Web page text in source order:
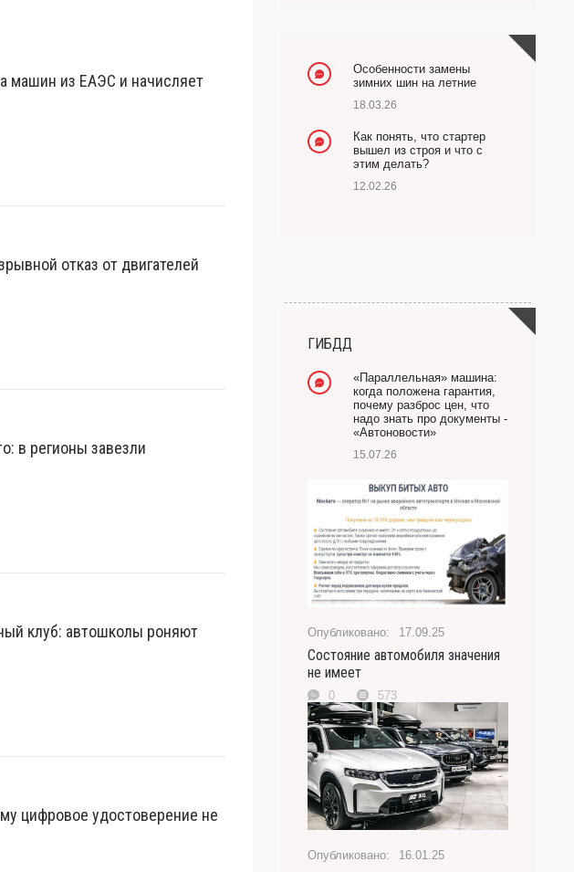
машин из ЕАЭС и начисляет
отказ от двигателей
в регионы завезли
клуб: автошколы роняют
цифровое удостоверение не
Особенности замены
зимних шин на летние
18.03.26
Как понять, что стартер
вышел из строя и что с
этим делать?
12.02.26
ГИБДД
«Параллельная» машина:
когда положена гарантия,
почему разброс цен, что
надо знать про документы -
«Автоновости»
15.07.26
17.09.25
Состояние автомобиля значения
не имеет
0 573
16.01.25